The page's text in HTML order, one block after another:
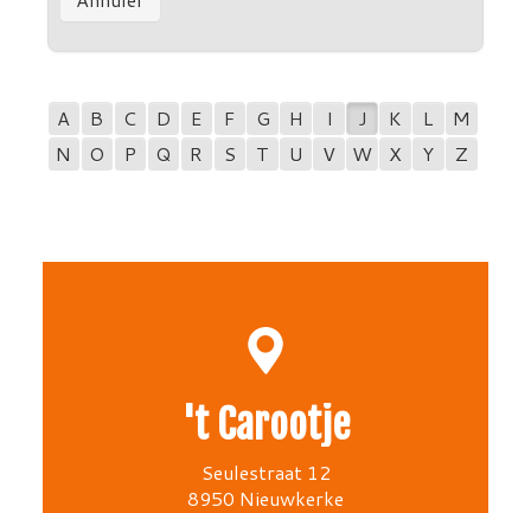
A B C D E F G H I J K L
M
N
O P Q R S T U V W X Y Z
't Carootje
Seulestraat 12
8950 Nieuwkerke